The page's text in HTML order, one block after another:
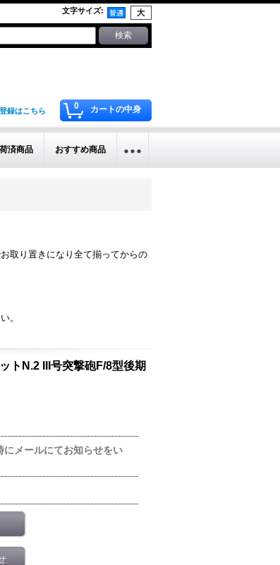
文字サイズ:
0 カートの中身
録はこちら
済商品 おすすめ商品
取り置きになり全て揃ってからの
。
トN.2 III号突撃砲F/8型後期
メールにてお知らせをい